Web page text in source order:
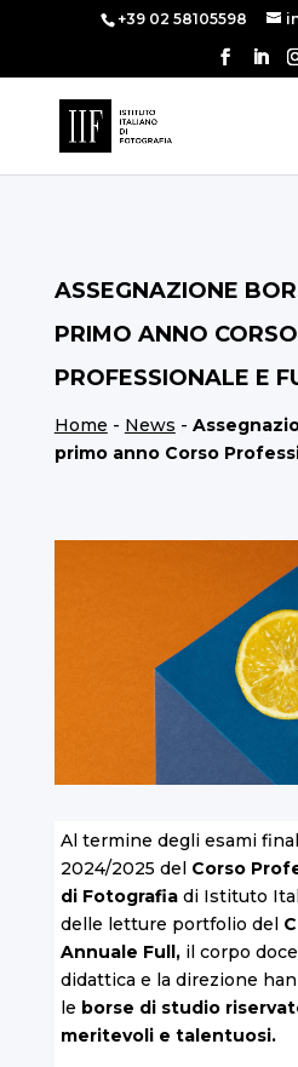
+39 02 58105598
ASSEGNAZIONE
PRIMO ANNO CORSO
PROFESSIONALE E
Home - News -
primo anno Corso
Al termine degli esami
2024/2025 del Corso
di Fotografiadi Istituto
delle letture portfolio del
Annuale Full, il corpo
didattica e la direzione
le borse di studio
meritevoli e talentuosi.